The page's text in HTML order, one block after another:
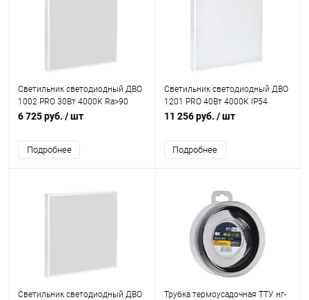
Светильник светодиодный ДВО
1002 PRO 30Вт 4000К Ra>90
панель опал IEK LTP-DVO1-1002-
6 725 руб. / шт
Подробнее
Светильник светодиодный ДВО
1201 PRO 40Вт 4000К IP54
панель опал IEK LTP-DVO1-1201-
11 256 руб. / шт
Подробнее
Светильник светодиодный ДВО
Трубка термоусадочная ТТУ нг-